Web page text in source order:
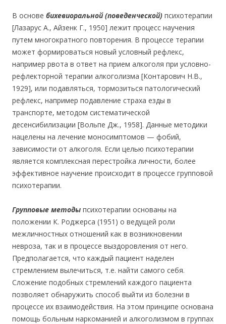
В основе бихевиоральной (поведенческой) психотерапии
[Лазарус А., Айзенк Г., 1950] лежит процесс научения
путем многократного повторения. В процессе терапии
может формироваться новый условный рефлекс,
например рвота в ответ на прием алкоголя при условно-
рефлекторной терапии алкоголизма [Контарович Н.В.,
1929], или подавляться, тормозиться патологический
рефлекс, например подавление страха езды в
транспорте, методом систематической
десенсибилизации [Вольпе Дж., 1958]. Данные методики
нацелены на лечение моносимптомов — фобий,
зависимости от алкоголя. Если целью психотерапии
является комплексная перестройка личности, более
эффективное научение происходит в процессе групповой
психотерапии.
Групповые методы психотерапии основаны на
положении К. Роджерса (1951) о ведущей роли
межличностных отношений как в возникновении
невроза, так и в процессе выздоровления от него.
Предполагается, что каждый пациент наделен
стремлением вылечиться, т.е. найти самого себя.
Сложение подобных стремлений каждого пациента
позволяет обнаружить способ выйти из болезни в
процессе их взаимодействия. На этом принципе основана
помощь больным наркоманией и алкоголизмом в группах